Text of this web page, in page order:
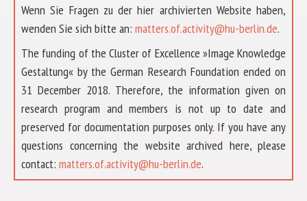
Wenn Sie Fragen zu der hier archivierten Website haben,
wenden Sie sich bitte an: matters.of.activity@hu-berlin.de.
The funding of the Cluster of Excellence »Image Knowledge
Gestaltung« by the German Research Foundation ended on
31 December 2018. Therefore, the information given on
research program and members is not up to date and
preserved for documentation purposes only. If you have any
questions concerning the website archived here, please
contact: matters.of.activity@hu-berlin.de.
ÜBER UNS